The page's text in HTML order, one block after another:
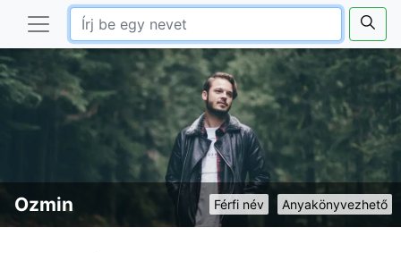
Anyakönyvezhető
Férfi név
Ozmin